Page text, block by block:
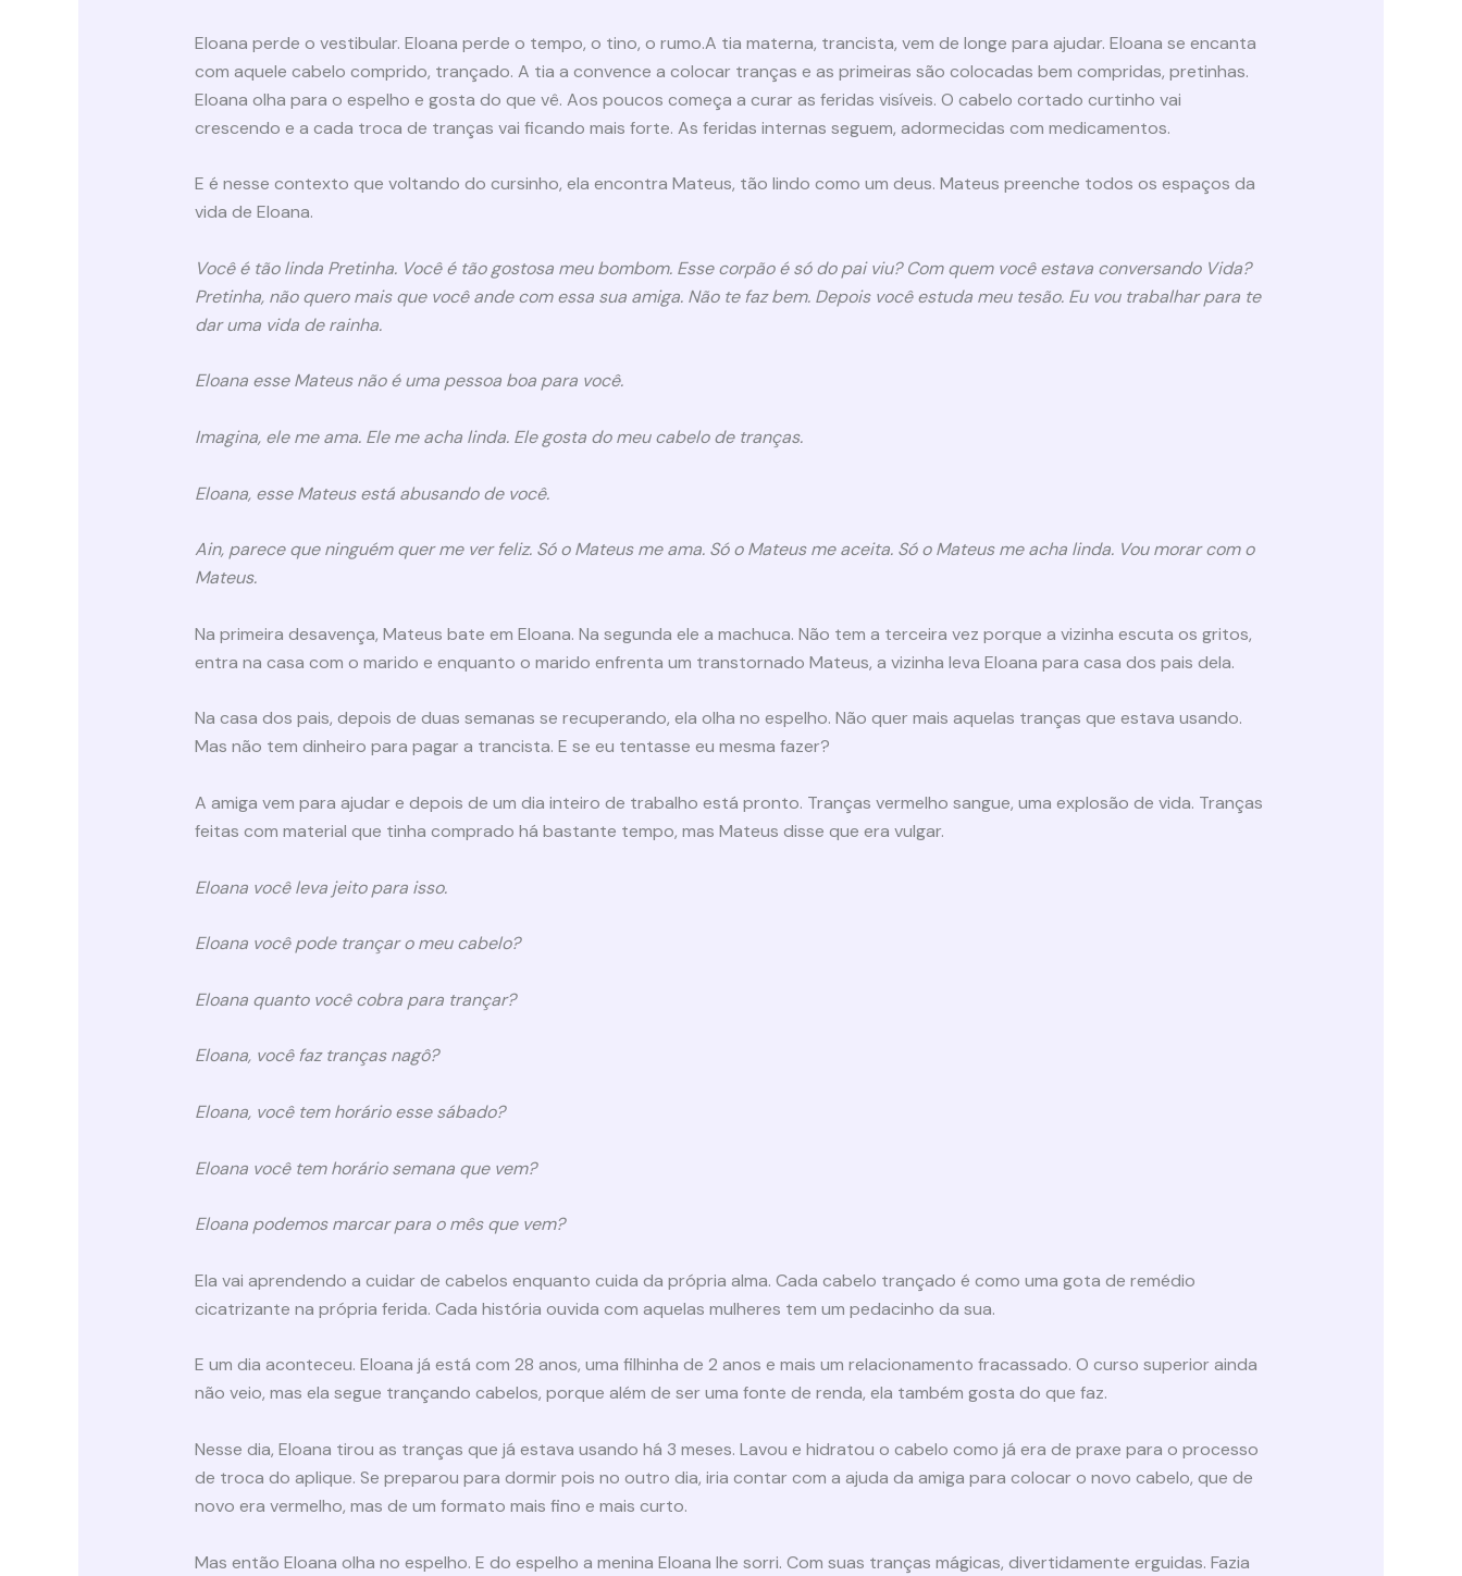
Eloana perde o vestibular. Eloana perde o tempo, o tino, o rumo.A tia materna, trancista, vem de longe para ajudar. Eloana se encanta
com aquele cabelo comprido, trançado. A tia a convence a colocar tranças e as primeiras são colocadas bem compridas, pretinhas.
Eloana olha para o espelho e gosta do que vê. Aos poucos começa a curar as feridas visíveis. O cabelo cortado curtinho vai
crescendo e a cada troca de tranças vai ficando mais forte. As feridas internas seguem, adormecidas com medicamentos.
E é nesse contexto que voltando do cursinho, ela encontra Mateus, tão lindo como um deus. Mateus preenche todos os espaços da
vida de Eloana.
Você é tão linda Pretinha. Você é tão gostosa meu bombom. Esse corpão é só do pai viu? Com quem você estava conversando Vida?
Pretinha, não quero mais que você ande com essa sua amiga. Não te faz bem. Depois você estuda meu tesão. Eu vou trabalhar para te
dar uma vida de rainha.
Eloana esse Mateus não é uma pessoa boa para você.
Imagina, ele me ama. Ele me acha linda. Ele gosta do meu cabelo de tranças.
Eloana, esse Mateus está abusando de você.
Ain, parece que ninguém quer me ver feliz. Só o Mateus me ama. Só o Mateus me aceita. Só o Mateus me acha linda. Vou morar com o
Mateus.
Na primeira desavença, Mateus bate em Eloana. Na segunda ele a machuca. Não tem a terceira vez porque a vizinha escuta os gritos,
entra na casa com o marido e enquanto o marido enfrenta um transtornado Mateus, a vizinha leva Eloana para casa dos pais dela.
Na casa dos pais, depois de duas semanas se recuperando, ela olha no espelho. Não quer mais aquelas tranças que estava usando.
Mas não tem dinheiro para pagar a trancista. E se eu tentasse eu mesma fazer?
A amiga vem para ajudar e depois de um dia inteiro de trabalho está pronto. Tranças vermelho sangue, uma explosão de vida. Tranças
feitas com material que tinha comprado há bastante tempo, mas Mateus disse que era vulgar.
Eloana você leva jeito para isso.
Eloana você pode trançar o meu cabelo?
Eloana quanto você cobra para trançar?
Eloana, você faz tranças nagô?
Eloana, você tem horário esse sábado?
Eloana você tem horário semana que vem?
Eloana podemos marcar para o mês que vem?
Ela vai aprendendo a cuidar de cabelos enquanto cuida da própria alma. Cada cabelo trançado é como uma gota de remédio
cicatrizante na própria ferida. Cada história ouvida com aquelas mulheres tem um pedacinho da sua.
E um dia aconteceu. Eloana já está com 28 anos, uma filhinha de 2 anos e mais um relacionamento fracassado. O curso superior ainda
não veio, mas ela segue trançando cabelos, porque além de ser uma fonte de renda, ela também gosta do que faz.
Nesse dia, Eloana tirou as tranças que já estava usando há 3 meses. Lavou e hidratou o cabelo como já era de praxe para o processo
de troca do aplique. Se preparou para dormir pois no outro dia, iria contar com a ajuda da amiga para colocar o novo cabelo, que de
novo era vermelho, mas de um formato mais fino e mais curto.
Mas então Eloana olha no espelho. E do espelho a menina Eloana lhe sorri. Com suas tranças mágicas, divertidamente erguidas. Fazia